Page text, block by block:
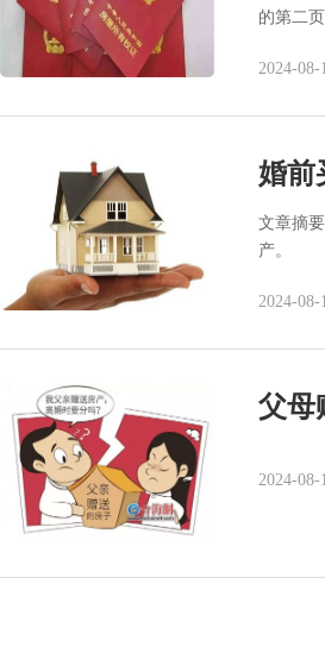
的第二
2024-08-
婚前
文章摘
产。
2024-08-
父母
2024-08-